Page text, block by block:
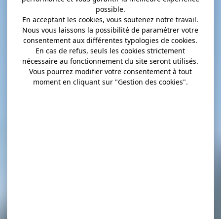
possible.
En acceptant les cookies, vous soutenez notre travail.
Nous vous laissons la possibilité de paramétrer votre
consentement aux différentes typologies de cookies.
En cas de refus, seuls les cookies strictement
nécessaire au fonctionnement du site seront utilisés.
Vous pourrez modifier votre consentement à tout
moment en cliquant sur "Gestion des cookies".